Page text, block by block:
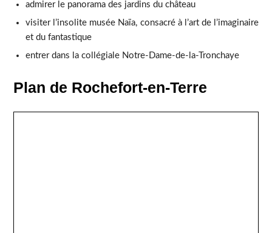
admirer le panorama des jardins du château
visiter l’insolite musée Naïa, consacré à l’art de l’imaginaire
et du fantastique
entrer dans la collégiale Notre-Dame-de-la-Tronchaye
Plan de Rochefort-en-Terre